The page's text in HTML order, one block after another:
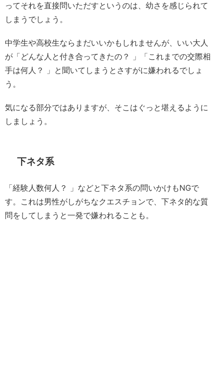
ってそれを直接問いただすというのは、幼さを感じられて
しまうでしょう。
中学生や高校生ならまだいいかもしれませんが、いい大人
が「どんな人と付き合ってきたの？ 」「これまでの交際相
手は何人？ 」と聞いてしまうとさすがに嫌われるでしょ
う。
気になる部分ではありますが、そこはぐっと堪えるように
しましょう。
下ネタ系
「経験人数何人？ 」などと下ネタ系の問いかけもNGで
す。これは男性がしがちなクエスチョンで、下ネタ的な質
問をしてしまうと一発で嫌われることも。